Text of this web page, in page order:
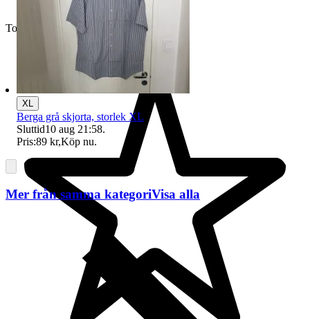
Toppsäljare
XL
Berga grå skjorta, storlek XL
Sluttid10 aug 21:58.
Pris:89 kr,Köp nu.
Mer från samma kategoriVisa alla